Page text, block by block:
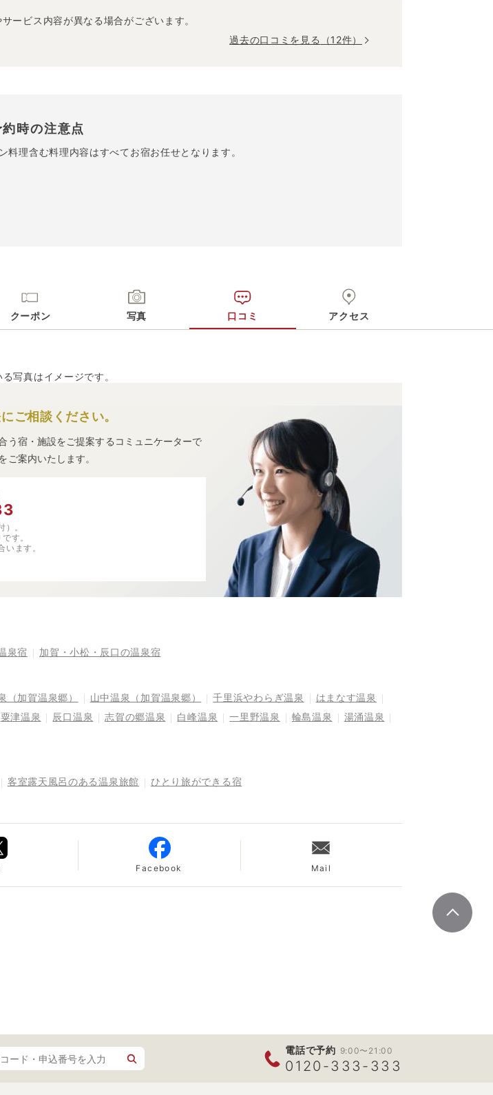
ービス内容が異なる場合がございます。
過去の口コミを見る
（12件）
約時の注意点
料理含む料理内容はすべてお宿お任せとなります。
クーポン 写真 口コミ アクセス
写真はイメージです。
ご相談ください。
う宿・施設をご提案するコミュニケーターで
ご案内いたします。
。
す。
ます。
泉宿 加賀・小松・辰口の温泉宿
（加賀温泉郷） 山中温泉（加賀温泉郷） 千里浜やわらぎ温泉
はまなす温泉
粟津温泉 辰口温泉 志賀の郷温泉 白峰温泉 一里野温泉 輪島温泉
湯涌温泉
客室露天風呂のある温泉旅館 ひとり旅ができる宿
Facebook Mail
電話で予約 9:00〜21:00
0120-333-333